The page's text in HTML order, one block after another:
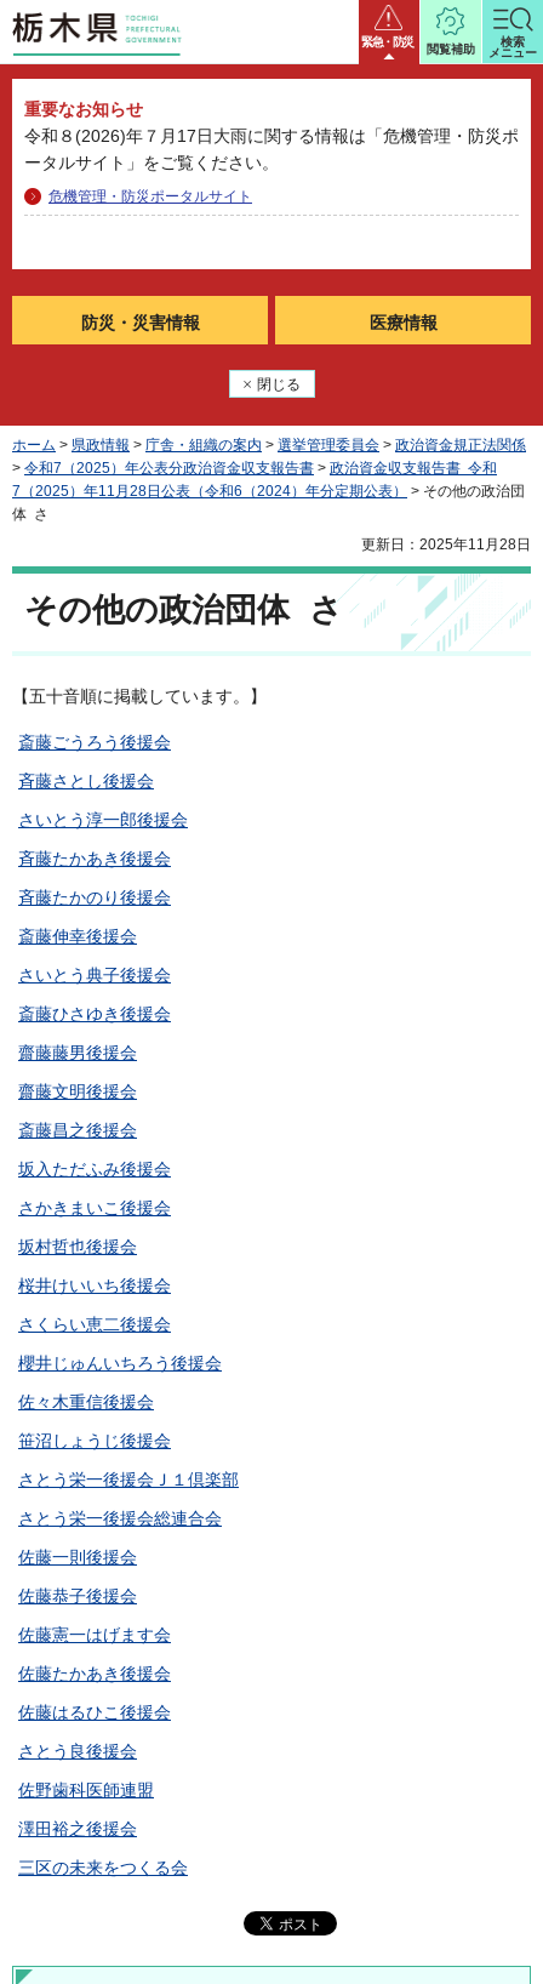
栃木県 緊急・防災
重要なお知らせ
令和８(2026)年７月17日大雨に関する情報は「危機管理・防災ポ
ータルサイト」をご覧ください。
危機管理・防災ポータルサイト
防災・ 災害情報 医療情報
閉じる
閲覧補助
検索
メニュー
ホーム > 県政情報 > 庁舎・組織の案内 > 選挙管理委員会 > 政治資金規正法関係
> 令和7（2025）年公表分政治資金収支報告書 > 政治資金収支報告書 令和
7（2025）年11月28日公表（令和6（2024）年分定期公表）
> その他の政治団
体 さ
更新日：2025年11月28日
その他の政治団体 さ
【五十音順に掲載しています。】
斎藤ごうろう後援会
斉藤さとし後援会
さいとう淳一郎後援会
斉藤たかあき後援会
斉藤たかのり後援会
斎藤伸幸後援会
さいとう典子後援会
斎藤ひさゆき後援会
齋藤藤男後援会
齋藤文明後援会
斎藤昌之後援会
坂入ただふみ後援会
さかきまいこ後援会
坂村哲也後援会
桜井けいいち後援会
さくらい恵二後援会
櫻井じゅんいちろう後援会
佐々木重信後援会
笹沼しょうじ後援会
さとう栄一後援会Ｊ１倶楽部
さとう栄一後援会総連合会
佐藤一則後援会
佐藤恭子後援会
佐藤憲一はげます会
佐藤たかあき後援会
佐藤はるひこ後援会
さとう良後援会
佐野歯科医師連盟
澤田裕之後援会
三区の未来をつくる会